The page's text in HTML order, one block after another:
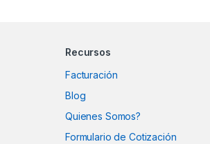
Recursos
Facturación
Blog
Quienes Somos?
Formulario de Cotización